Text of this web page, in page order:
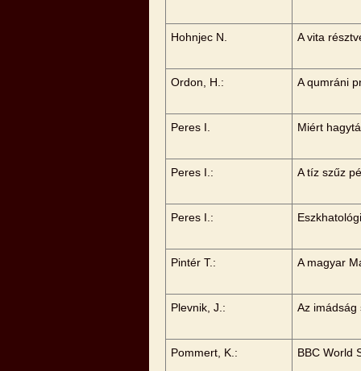
Hohnjec N. A vita
Ordon, H.: A qumráni
Peres I. Miért
Peres I.: A tíz szűz
Peres I.:
Pintér T.: A magyar
Plevnik, J.: Az imádság
Pommert, K.: BBC World